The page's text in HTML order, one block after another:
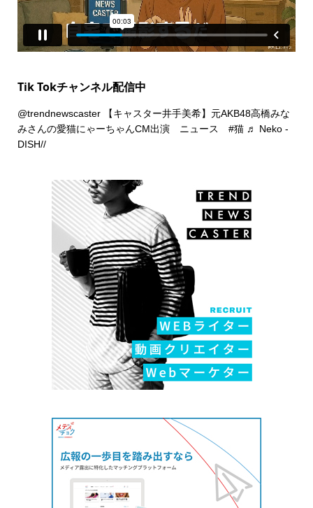
Tik Tokチャンネル配信中
@trendnewscaster【キャスター井手美希】元AKB48高橋みな
みさんの愛猫にゃーちゃんCM出演 ニュース #猫 ♬ Neko -
DISH//